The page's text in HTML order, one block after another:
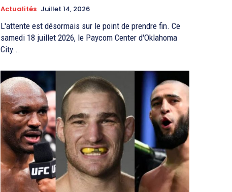
Actualités Juillet 14, 2026
L'attente est désormais sur le point de prendre fin. Ce
samedi 18 juillet 2026, le Paycom Center d'Oklahoma
City...